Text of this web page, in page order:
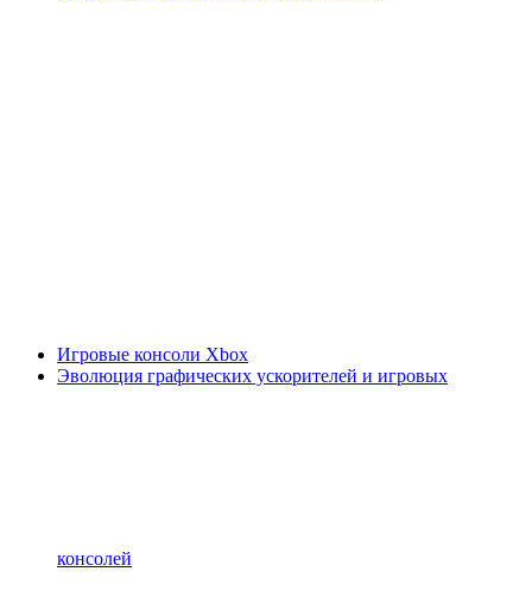
Игровые консоли Xbox
Эволюция графических ускорителей и игровых
консолей